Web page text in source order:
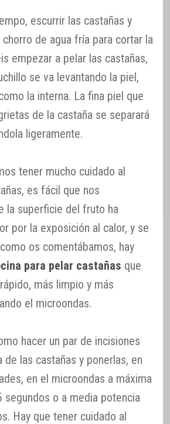
escurrir las castañas y
de agua fría para cortar la
empezar a pelar las castañas,
se va levantando la piel,
la interna. La fina piel que
de la castaña se separará
ligeramente.
tener mucho cuidado al
es fácil que nos
la superficie del fruto ha
por la exposición al calor, y se
os comentábamos, hay
para pelar castañas que
más limpio y más
el microondas.
hacer un par de incisiones
de las castañas y ponerlas, en
en el microondas a máxima
segundos o a media potencia
Hay que tener cuidado al